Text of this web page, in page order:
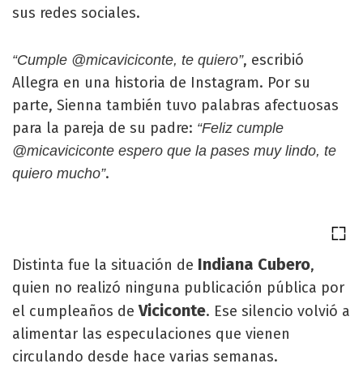
sus redes sociales.
“Cumple @micaviciconte, te quiero”, escribió
Allegra en una historia de Instagram. Por su
parte, Sienna también tuvo palabras afectuosas
para la pareja de su padre: “Feliz cumple
@micaviciconte espero que la pases muy lindo, te
quiero mucho”.
Distinta fue la situación de Indiana Cubero,
quien no realizó ninguna publicación pública por
el cumpleaños deViciconte. Ese silencio volvió a
alimentar las especulaciones que vienen
circulando desde hace varias semanas.